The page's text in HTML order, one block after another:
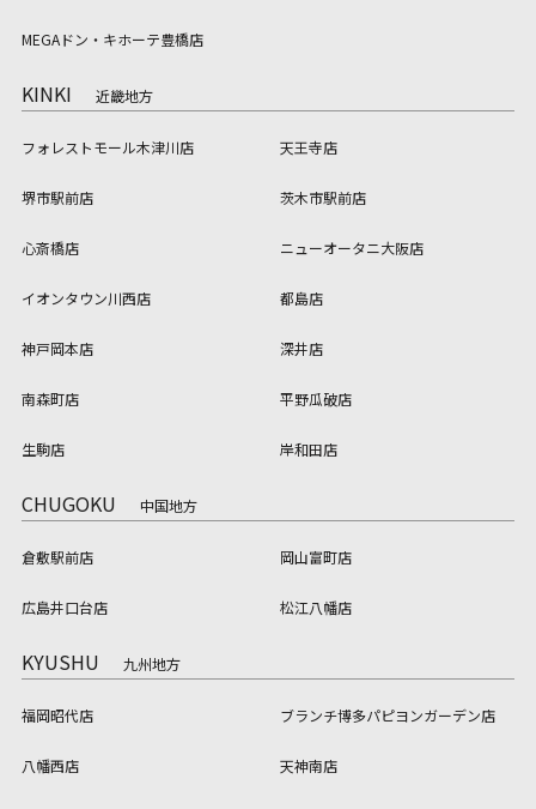
MEGAドン・キホーテ豊橋店
KINKI 近畿地方
フォレストモール木津川店 天王寺店
堺市駅前店 茨木市駅前店
心斎橋店 ニューオータニ大阪店
イオンタウン川西店 都島店
神戸岡本店 深井店
南森町店 平野瓜破店
生駒店 岸和田店
CHUGOKU 中国地方
倉敷駅前店 岡山富町店
広島井口台店 松江八幡店
KYUSHU 九州地方
福岡昭代店 ブランチ博多パピヨンガーデン店
八幡西店 天神南店